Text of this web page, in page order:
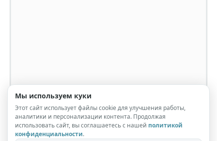
Мы используем куки
Этот сайт использует файлы cookie для улучшения работы,
аналитики и персонализации контента. Продолжая
использовать сайт, вы соглашаетесь с нашей политикой
конфиденциальности.